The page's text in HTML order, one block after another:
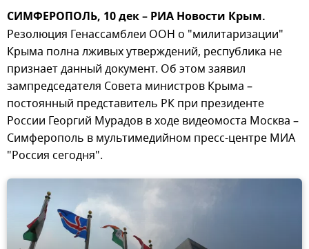
СИМФЕРОПОЛЬ, 10 дек – РИА Новости Крым.
Резолюция Генассамблеи ООН о "милитаризации"
Крыма полна лживых утверждений, республика не
признает данный документ. Об этом заявил
зампредседателя Совета министров Крыма –
постоянный представитель РК при президенте
России Георгий Мурадов в ходе видеомоста Москва –
Симферополь в мультимедийном пресс-центре МИА
"Россия сегодня".